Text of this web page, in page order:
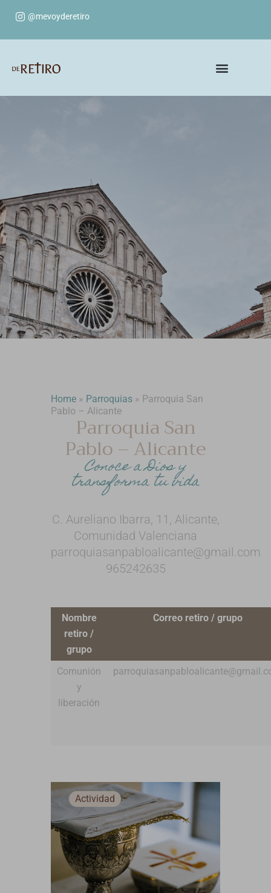
@mevoyderetiro
Home » Parroquias » Parroquia San
Pablo – Alicante
Parroquia San
Pablo – Alicante
Conoce a Dios y
transforma tu vida
C. Aureliano Ibarra, 11, Alicante,
Comunidad Valenciana
parroquiasanpabloalicante@gmail.com
965242635
Nombre
retiro /
grupo
Correo retiro / grupo
Comunión
y
liberación
Actividad